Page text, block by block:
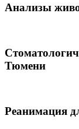
Анализы
Тюмени
Реанимация